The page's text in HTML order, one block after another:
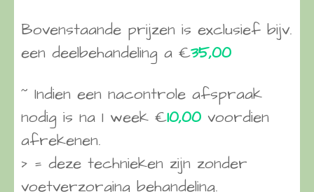
Bovenstaande prijzen is exclusief bijv.
een deelbehandeling a €35,00
~ Indien een nacontrole afspraak
nodig is na 1 week €10,00 voordien
afrekenen.
> = deze technieken zijn zonder
voetverzorging behandeling.